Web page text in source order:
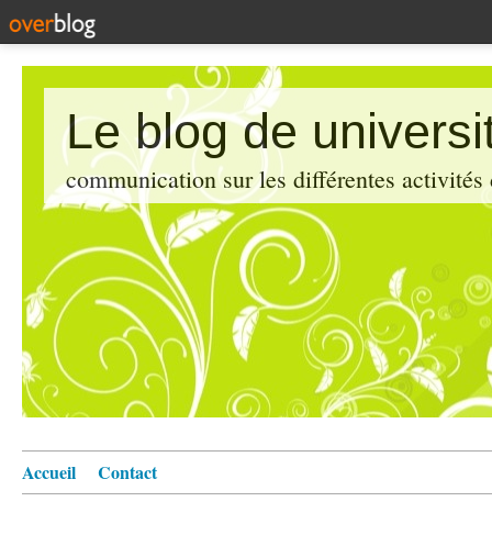
Le blog de
communication sur les différentes
Accueil Contact